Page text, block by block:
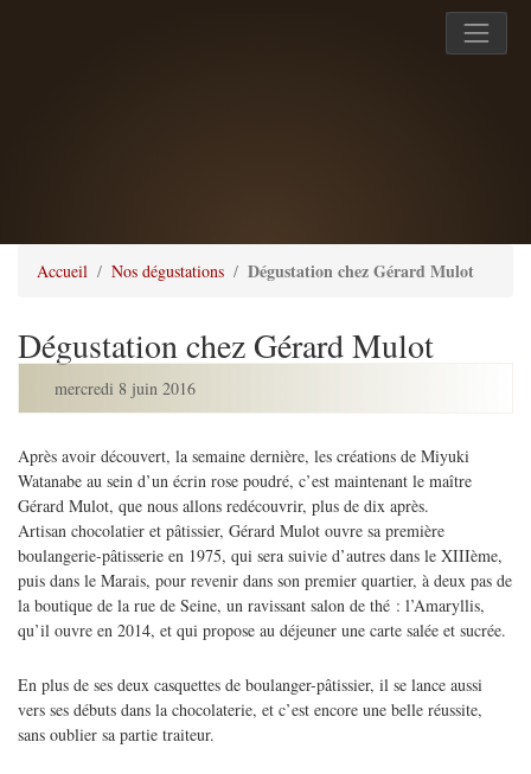
Accueil Nos dégustations Dégustation chez Gérard Mulot
Dégustation chez Gérard Mulot
mercredi 8 juin 2016
Après avoir découvert, la semaine dernière, les créations de Miyuki
Watanabe au sein d’un écrin rose poudré, c’est maintenant le maître
Gérard Mulot, que nous allons redécouvrir, plus de dix après.
Artisan chocolatier et pâtissier, Gérard Mulot ouvre sa première
boulangerie-pâtisserie en 1975, qui sera suivie d’autres dans le XIIIème,
puis dans le Marais, pour revenir dans son premier quartier, à deux pas de
la boutique de la rue de Seine, un ravissant salon de thé : l’Amaryllis,
qu’il ouvre en 2014, et qui propose au déjeuner une carte salée et sucrée.
En plus de ses deux casquettes de boulanger-pâtissier, il se lance aussi
vers ses débuts dans la chocolaterie, et c’est encore une belle réussite,
sans oublier sa partie traiteur.